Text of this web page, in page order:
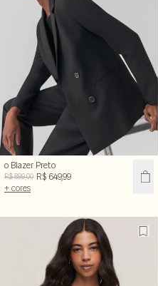
o Blazer Preto
R$ 899,00 R$ 649,99
+ cores